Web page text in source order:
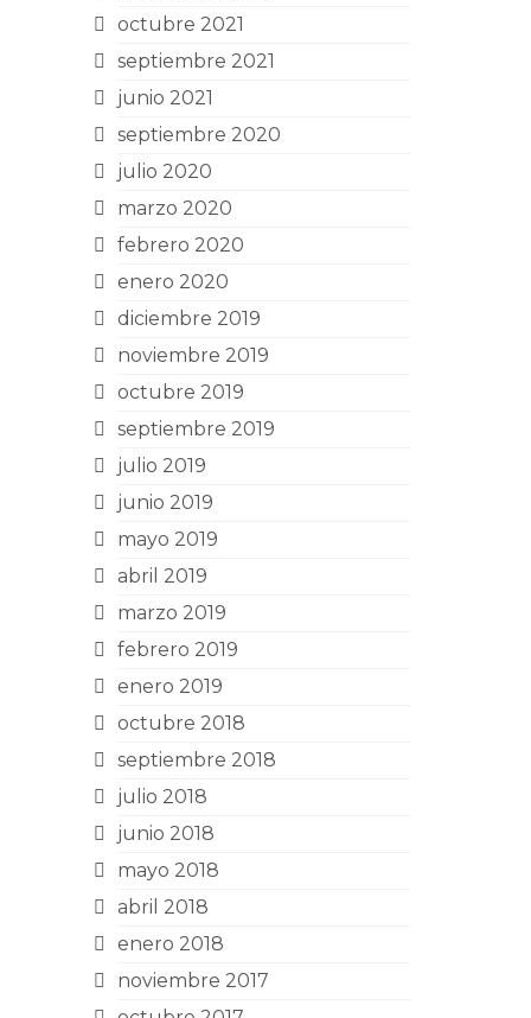
octubre 2021
septiembre 2021
junio 2021
septiembre 2020
julio 2020
marzo 2020
febrero 2020
enero 2020
diciembre 2019
noviembre 2019
octubre 2019
septiembre 2019
julio 2019
junio 2019
mayo 2019
abril 2019
marzo 2019
febrero 2019
enero 2019
octubre 2018
septiembre 2018
julio 2018
junio 2018
mayo 2018
abril 2018
enero 2018
noviembre 2017